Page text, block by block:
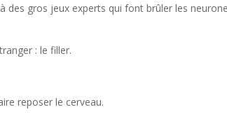
des gros jeux experts qui font brûler les
: le filler.
reposer le cerveau.